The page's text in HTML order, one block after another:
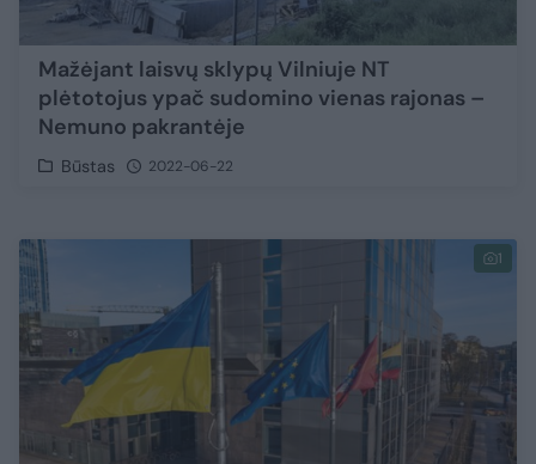
Mažėjant laisvų sklypų Vilniuje NT
plėtotojus ypač sudomino vienas rajonas –
Nemuno pakrantėje
Būstas 2022-06-22
1